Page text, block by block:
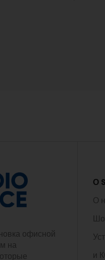
офисной
на
О
О
и